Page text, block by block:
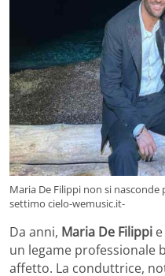
Maria De Filippi non si
settimo cielo-wemusic.it-
Da anni, Maria De Filippi e
un legame professionale
affetto. La conduttrice,